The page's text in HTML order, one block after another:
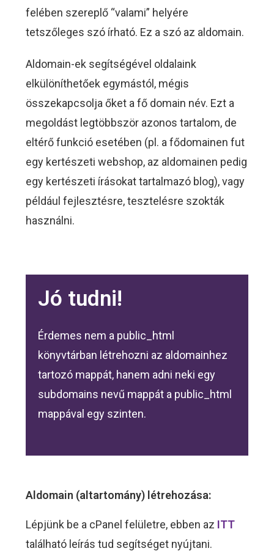
felében szereplő “valami” helyére
tetszőleges szó írható. Ez a szó az aldomain.
Aldomain-ek segítségével oldalaink
elkülöníthetőek egymástól, mégis
összekapcsolja őket a fő domain név. Ezt a
megoldást legtöbbször azonos tartalom, de
eltérő funkció esetében (pl. a fődomainen fut
egy kertészeti webshop, az aldomainen pedig
egy kertészeti írásokat tartalmazó blog), vagy
például fejlesztésre, tesztelésre szokták
használni.
Jó tudni!
Érdemes nem a public_html
könyvtárban létrehozni az aldomainhez
tartozó mappát, hanem adni neki egy
subdomains nevű mappát a public_html
mappával egy szinten.
Aldomain (altartomány) létrehozása:
Lépjünk be a cPanel felületre, ebben az ITT
található leírás tud segítséget nyújtani.